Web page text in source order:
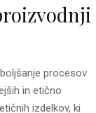
procesov
in etično
izdelkov, ki